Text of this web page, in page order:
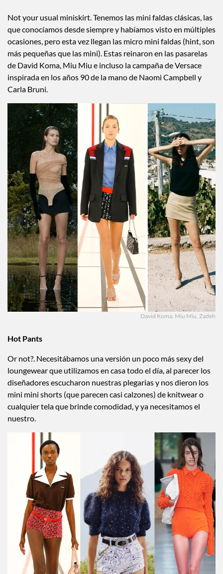
Not your usual miniskirt. Tenemos las mini faldas clásicas, las
que conocíamos desde siempre y habíamos visto en múltiples
ocasiones, pero esta vez llegan las micro mini faldas (hint, son
más pequeñas que las mini). Estas reinaron en las pasarelas
de David Koma, Miu Miu e incluso la campaña de Versace
inspirada en los años 90 de la mano de Naomi Campbell y
Carla Bruni.
David Koma, Miu Miu, Zadeh
Hot Pants
Or not?. Necesitábamos una versión un poco más sexy del
loungewear que utilizamos en casa todo el día, al parecer los
diseñadores escucharon nuestras plegarias y nos dieron los
mini mini shorts (que parecen casi calzones) de knitwear o
cualquier tela que brinde comodidad, y ya necesitamos el
nuestro.